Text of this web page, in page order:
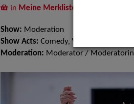
in Meine Merkliste
Show: Moderation
Show Acts: Comedy, Visuelle Comedy
Moderation: Moderator / Moderatorin